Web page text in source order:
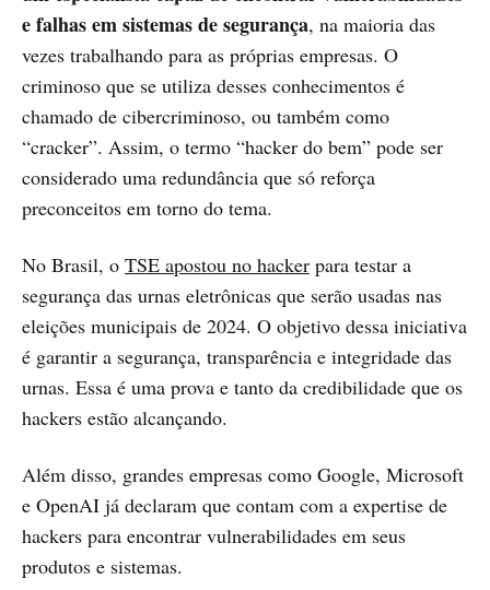
e falhas em sistemas de segurança, na maioria das
vezes trabalhando para as próprias empresas. O
criminoso que se utiliza desses conhecimentos é
chamado de cibercriminoso, ou também como
“cracker”. Assim, o termo “hacker do bem” pode ser
considerado uma redundância que só reforça
preconceitos em torno do tema.
No Brasil, o TSE apostou no hacker para testar a
segurança das urnas eletrônicas que serão usadas nas
eleições municipais de 2024. O objetivo dessa iniciativa
é garantir a segurança, transparência e integridade das
urnas. Essa é uma prova e tanto da credibilidade que os
hackers estão alcançando.
Além disso, grandes empresas como Google, Microsoft
e OpenAI já declaram que contam com a expertise de
hackers para encontrar vulnerabilidades em seus
produtos e sistemas.